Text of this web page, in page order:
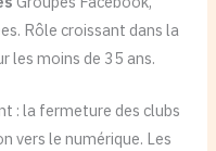
Rôle croissant dans la
les moins de 35 ans.
: la fermeture des clubs
vers le numérique. Les